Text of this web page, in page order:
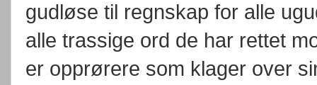
gudløse til regnskap for alle
alle trassige ord de har rettet
er opprørere som klager over